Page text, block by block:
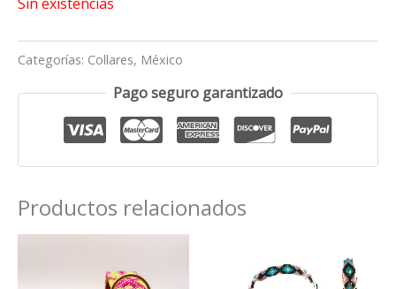
Categorías: Collares, México
Pago seguro garantizado
Productos relacionados